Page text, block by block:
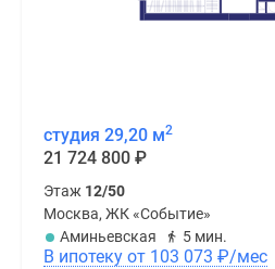
студия 29,20 м2
21 724 800 ₽
Этаж 12/50
Москва, ЖК «Событие»
Аминьевская
5 мин.
В ипотеку от 103 073 ₽/мес